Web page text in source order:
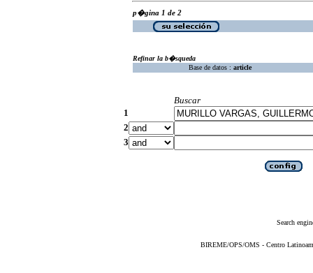
p�gina 1 de 2
Refinar la b�squeda
Base de datos : article
Buscar
1
2
3
Search
BIREME/OPS/OMS - Centro